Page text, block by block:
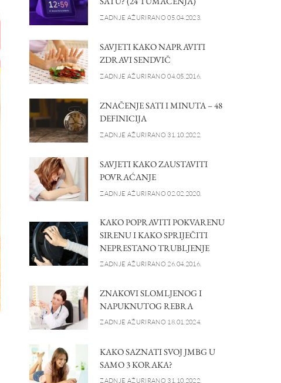
ZADNJE AŽURIRANO 05.04.2023.
SAVJETI KAKO NAPRAVITI
ZDRAVI SENDVIČ
ZADNJE AŽURIRANO 04.05.2016.
ZNAČENJE SATI I MINUTA – 48
DEFINICIJA
ZADNJE AŽURIRANO 31.10.2022.
SAVJETI KAKO ZAUSTAVITI
POVRAĆANJE
ZADNJE AŽURIRANO 02.02.2020.
KAKO POPRAVITI POKVARENU
SIRENU I KAKO SPRIJEČITI
NEPRESTANO TRUBLJENJE
ZADNJE AŽURIRANO 26.04.2016.
ZNAKOVI SLOMLJENOG I
NAPUKNUTOG REBRA
ZADNJE AŽURIRANO 18.01.2024.
KAKO SAZNATI SVOJ JMBG U
SAMO 3 KORAKA?
ZADNJE AŽURIRANO 31.10.2022.